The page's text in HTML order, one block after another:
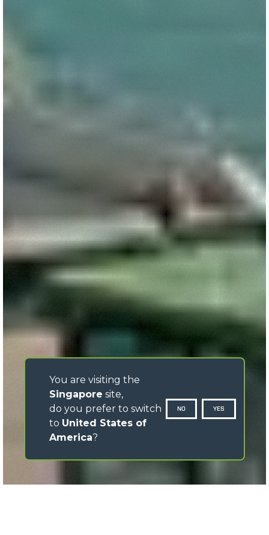
You are visiting the
Singapore site,
do you prefer to switch
to United States of
America?
NO YES